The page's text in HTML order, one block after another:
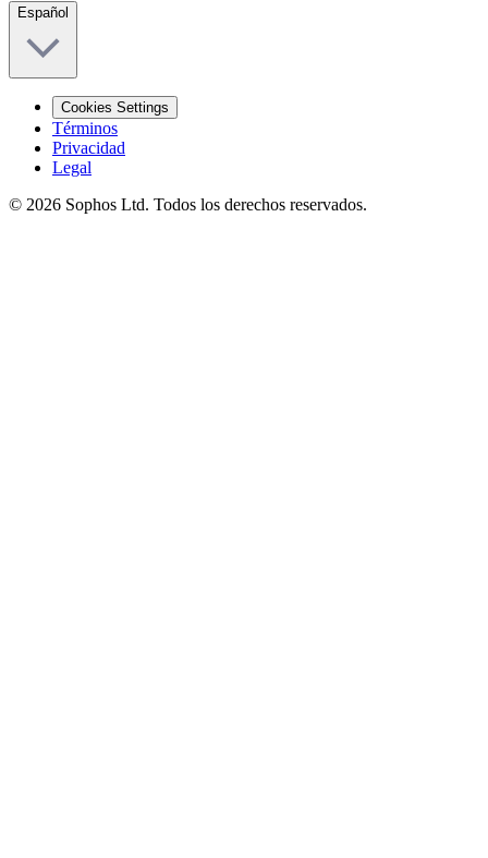
Español
Cookies Settings
Términos
Privacidad
Legal
© 2026 Sophos Ltd. Todos los derechos reservados.